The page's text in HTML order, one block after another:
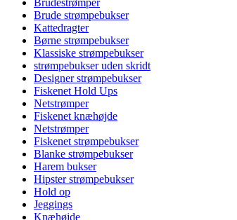
Brudestrømper
Brude strømpebukser
Kattedragter
Børne strømpebukser
Klassiske strømpebukser
strømpebukser uden skridt
Designer strømpebukser
Fiskenet Hold Ups
Netstrømper
Fiskenet knæhøjde
Netstrømper
Fiskenet strømpebukser
Blanke strømpebukser
Harem bukser
Hipster strømpebukser
Hold op
Jeggings
Knæhøjde